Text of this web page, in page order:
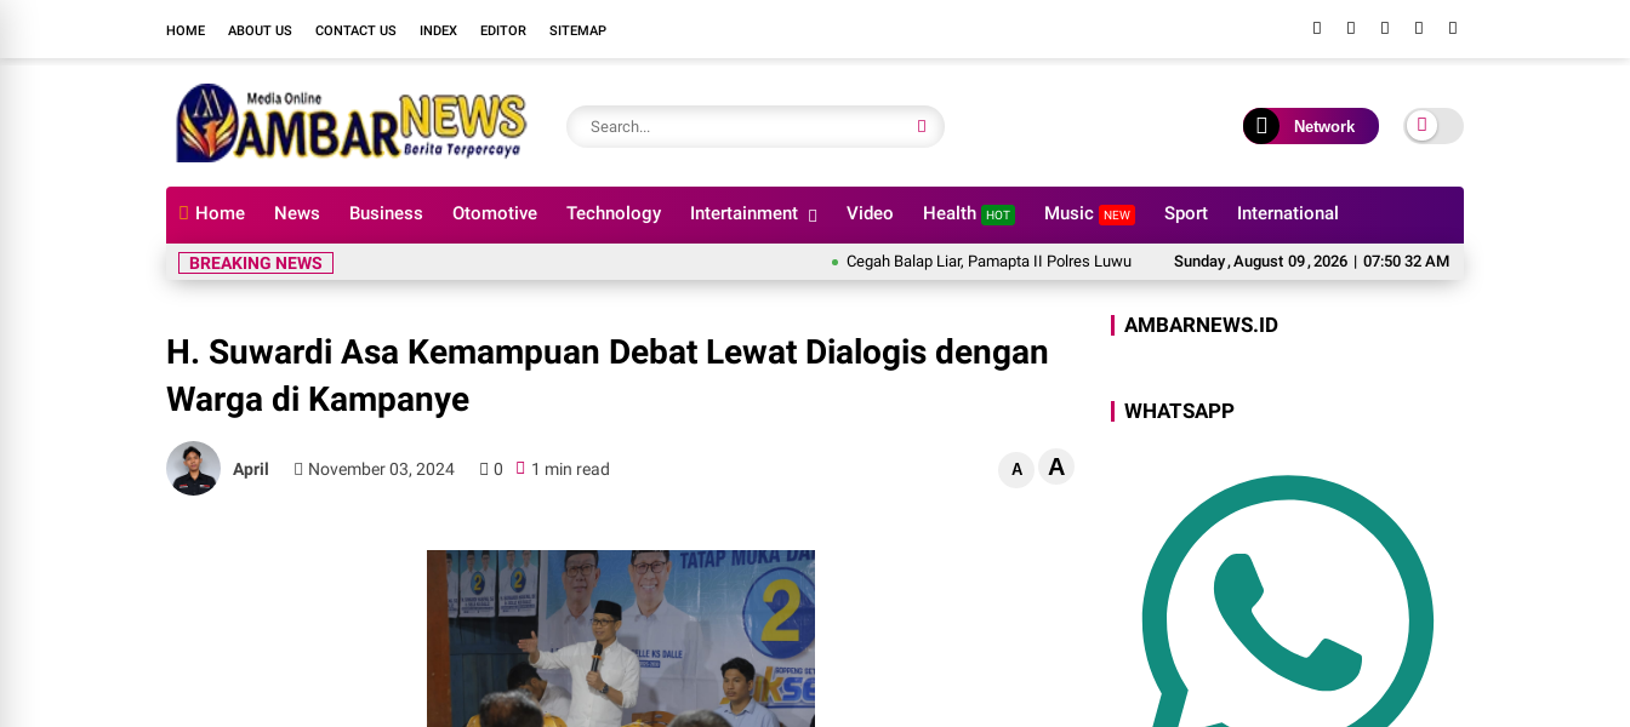
HOME ABOUT US CONTACT US INDEX EDITOR SITEMAP
Network
Home News Business Otomotive Technology Intertainment Video Health HOT Music NEW Sport International
Sunday,August 09,2026 | 07:50 32 AM
BREAKING NEWS Cegah Balap Liar, Pamapta II Polres Luwu Edukasi Komunitas Motor hingga Tindak Pelanggar Dini Hari
H. Suwardi Asa Kemampuan Debat Lewat Dialogis dengan
Warga di Kampanye
April November 03, 2024 0 1 min read A A
AMBARNEWS.ID
WHATSAPP